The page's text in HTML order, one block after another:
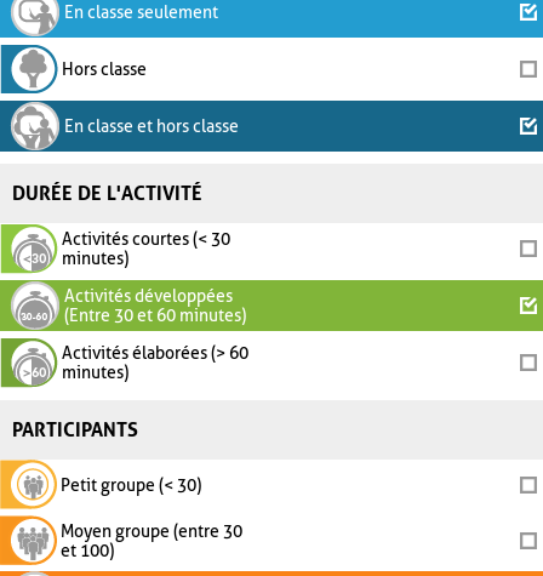
En classe seulement
Hors classe
En classe et hors classe
DURÉE DE L'ACTIVITÉ
Activités courtes (< 30
minutes)
Activités développées
(Entre 30 et 60 minutes)
Activités élaborées (> 60
minutes)
PARTICIPANTS
Petit groupe (< 30)
Moyen groupe (entre 30
et 100)